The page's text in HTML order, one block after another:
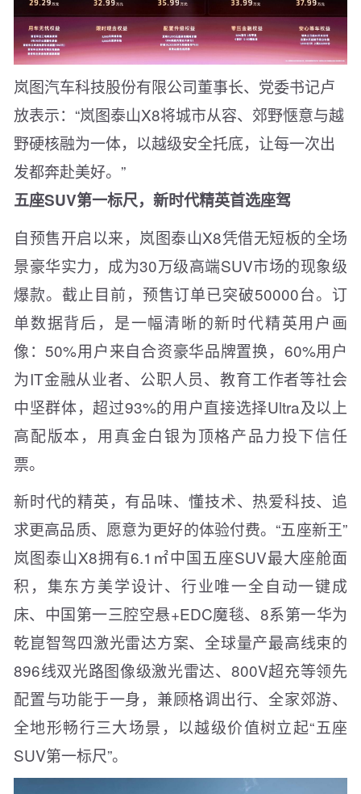
岚图汽车科技股份有限公司董事长、党委书记卢
放表示：“岚图泰山X8将城市从容、郊野惬意与越
野硬核融为一体，以越级安全托底，让每一次出
发都奔赴美好。”
五座SUV第一标尺，新时代精英首选座驾
自预售开启以来，岚图泰山X8凭借无短板的全场
景豪华实力，成为30万级高端SUV市场的现象级
爆款。截止目前，预售订单已突破50000台。订
单数据背后，是一幅清晰的新时代精英用户画
像：50%用户来自合资豪华品牌置换，60%用户
为IT金融从业者、公职人员、教育工作者等社会
中坚群体，超过93%的用户直接选择Ultra及以上
高配版本，用真金白银为顶格产品力投下信任
票。
新时代的精英，有品味、懂技术、热爱科技、追
求更高品质、愿意为更好的体验付费。“五座新王”
岚图泰山X8拥有6.1㎡中国五座SUV最大座舱面
积，集东方美学设计、行业唯一全自动一键成
床、中国第一三腔空悬+EDC魔毯、8系第一华为
乾崑智驾四激光雷达方案、全球量产最高线束的
896线双光路图像级激光雷达、800V超充等领先
配置与功能于一身，兼顾格调出行、全家郊游、
全地形畅行三大场景，以越级价值树立起“五座
SUV第一标尺”。